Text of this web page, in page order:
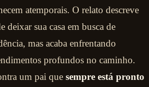
atemporais. O relato descreve
deixar sua casa em busca de
mas acaba enfrentando
profundos no caminho.
um pai que sempre está pronto